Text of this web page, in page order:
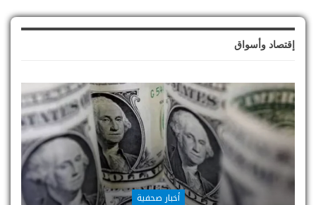
إقتصاد وأسواق
أخبار صحفية